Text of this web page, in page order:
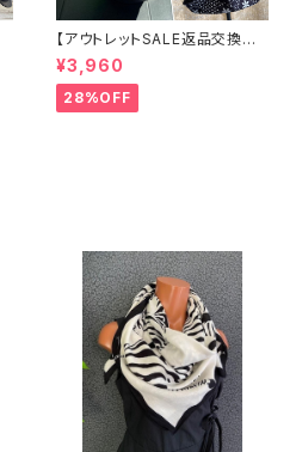
【アウトレットSALE返品交換不
可8/20まで】ワッフル立体フラワ
ー＆無地 2way リバーシブルハ
ット・ワイヤー入り変形ハット・フ
ラワー帽子【ブラック】
¥3,960
28%OFF